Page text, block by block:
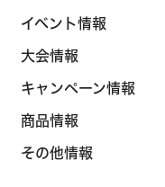
イベント情報
大会情報
キャンペーン情報
商品情報
その他情報